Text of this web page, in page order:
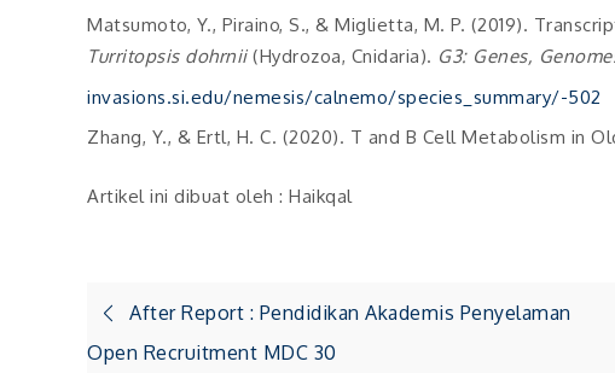
Matsumoto, Y., Piraino, S., & Miglietta, M. P. (2019).
Turritopsis dohrnii (Hydrozoa, Cnidaria). G3: Genes,
invasions.si.edu/nemesis/calnemo/species_summary/-502
Zhang, Y., & Ertl, H. C. (2020). T and B Cell Metabolism in
Artikel ini dibuat oleh : Haikqal
Post
After Report : Pendidikan Akademis Penyelaman
Open Recruitment MDC 30